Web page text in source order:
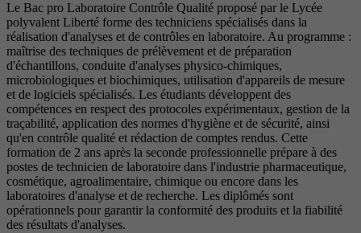
Le Bac pro Laboratoire Contrôle Qualité proposé par le Lycée
polyvalent Liberté forme des techniciens spécialisés dans la
réalisation d'analyses et de contrôles en laboratoire. Au programme :
maîtrise des techniques de prélèvement et de préparation
d'échantillons, conduite d'analyses physico-chimiques,
microbiologiques et biochimiques, utilisation d'appareils de mesure
et de logiciels spécialisés. Les étudiants développent des
compétences en respect des protocoles expérimentaux, gestion de la
traçabilité, application des normes d'hygiène et de sécurité, ainsi
qu'en contrôle qualité et rédaction de comptes rendus. Cette
formation de 2 ans après la seconde professionnelle prépare à des
postes de technicien de laboratoire dans l'industrie pharmaceutique,
cosmétique, agroalimentaire, chimique ou encore dans les
laboratoires d'analyse et de recherche. Les diplômés sont
opérationnels pour garantir la conformité des produits et la fiabilité
des résultats d'analyses.